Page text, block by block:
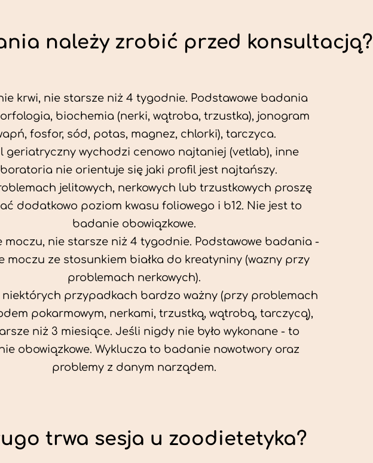
należy zrobić przed konsultacją?
krwi, nie starsze niż 4 tygodnie. Podstawowe badania
biochemia (nerki, wątroba, trzustka), jonogram
fosfor, sód, potas, magnez, chlorki), tarczyca.
geriatryczny wychodzi cenowo najtaniej (vetlab), inne
nie orientuje się jaki profil jest najtańszy.
jelitowych, nerkowych lub trzustkowych proszę
dodatkowo poziom kwasu foliowego i b12. Nie jest to
badanie obowiązkowe.
moczu, nie starsze niż 4 tygodnie. Podstawowe badania -
moczu ze stosunkiem białka do kreatyniny (wazny przy
problemach nerkowych).
niektórych przypadkach bardzo ważny (przy problemach
pokarmowym, nerkami, trzustką, wątrobą, tarczycą),
niż 3 miesiące. Jeśli nigdy nie było wykonane - to
obowiązkowe. Wyklucza to badanie nowotwory oraz
problemy z danym narządem.
trwa sesja u zoodietetyka?